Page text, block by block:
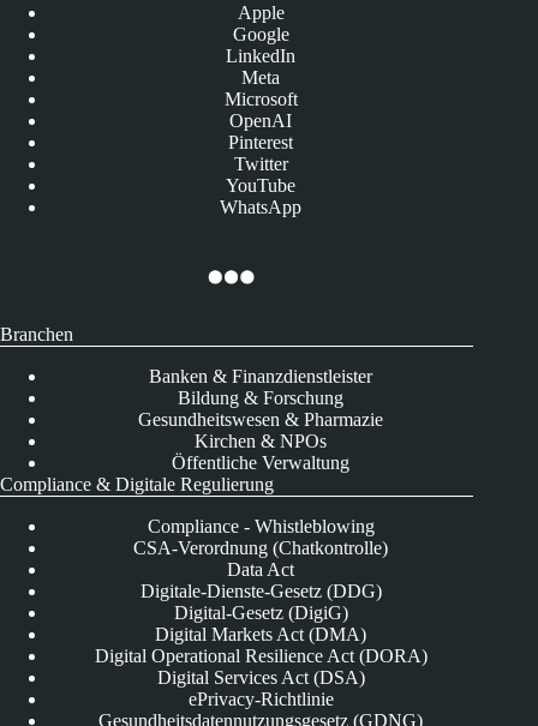
Apple
Google
LinkedIn
Meta
Microsoft
OpenAI
Pinterest
Twitter
YouTube
WhatsApp
Branchen
Banken & Finanzdienstleister
Bildung & Forschung
Gesundheitswesen & Pharmazie
Kirchen & NPOs
Öffentliche Verwaltung
Compliance & Digitale Regulierung
Compliance - Whistleblowing
CSA-Verordnung (Chatkontrolle)
Data Act
Digitale-Dienste-Gesetz (DDG)
Digital-Gesetz (DigiG)
Digital Markets Act (DMA)
Digital Operational Resilience Act (DORA)
Digital Services Act (DSA)
ePrivacy-Richtlinie
Gesundheitsdatennutzungsgesetz (GDNG)